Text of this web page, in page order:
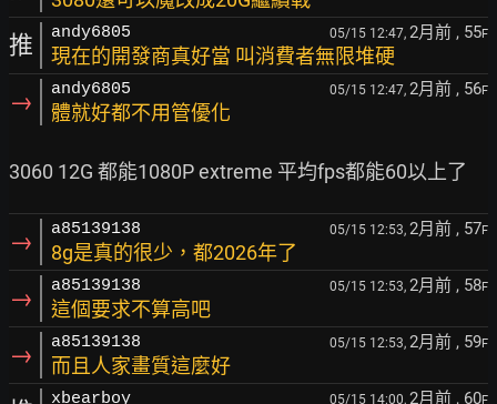
推 andy6805 05/15 12:47, 2月前 , 55F
現在的開發商真好當 叫消費者無限堆硬
→ andy6805 05/15 12:47, 2月前 , 56F
體就好都不用管優化
→ a85139138 05/15 12:53, 2月前 , 57F
8g是真的很少，都2026年了
→ a85139138 05/15 12:53, 2月前 , 58F
這個要求不算高吧
→ a85139138 05/15 12:53, 2月前 , 59F
而且人家畫質這麼好
xbearboy 05/15 14:00, 2月前 , 60F